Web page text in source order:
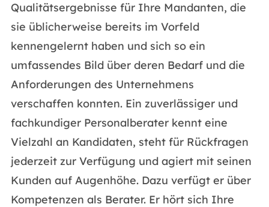
Qualitätsergebnisse für Ihre Mandanten, die
sie üblicherweise bereits im Vorfeld
kennengelernt haben und sich so ein
umfassendes Bild über deren Bedarf und die
Anforderungen des Unternehmens
verschaffen konnten. Ein zuverlässiger und
fachkundiger Personalberater kennt eine
Vielzahl an Kandidaten, steht für Rückfragen
jederzeit zur Verfügung und agiert mit seinen
Kunden auf Augenhöhe. Dazu verfügt er über
Kompetenzen als Berater. Er hört sich Ihre